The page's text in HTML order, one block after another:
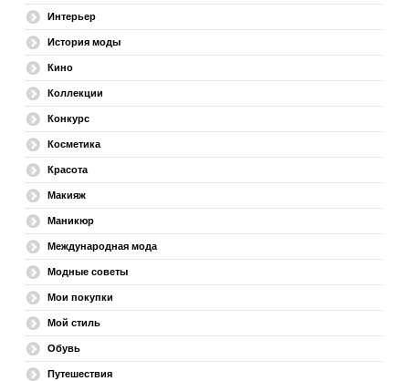
Интерьер
История моды
Кино
Коллекции
Конкурс
Косметика
Красота
Макияж
Маникюр
Международная мода
Модные советы
Мои покупки
Мой стиль
Обувь
Путешествия